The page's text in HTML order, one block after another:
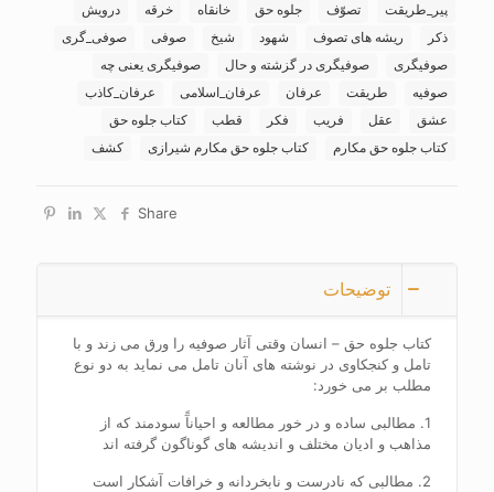
پیر_طریقت
تصوّف جلوه حق خانقاه خرقه
درویش
ذکر
ریشه های تصوف شهود شیخ صوفی
صوفی_گری
صوفیگری
صوفیگری در گزشته و حال
صوفیگری یعنی چه
صوفیه
طریقت عرفان عرفان_اسلامی
عرفان_کاذب
عشق
عقل فریب فکر قطب
کتاب جلوه حق
کتاب جلوه حق مکارم
کتاب جلوه حق مکارم شیرازی کشف
Share
توضیحات
کتاب جلوه حق – انسان وقتی آثار صوفیه را ورق می زند و با
تامل و کنجکاوی در نوشته های آنان تامل می نماید به دو نوع
مطلب بر می خورد:
1. مطالبی ساده و در خور مطالعه و احیانآً سودمند که از
مذاهب و ادیان مختلف و اندیشه های گوناگون گرفته اند
2. مطالبی که نادرست و نابخردانه و خرافات آشکار است